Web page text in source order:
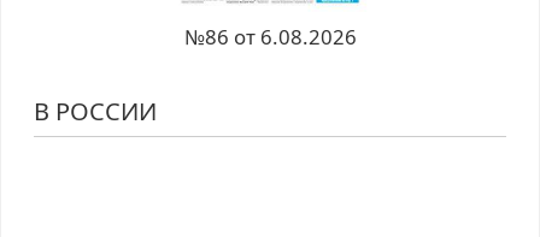
№86 от 6.08.2026
В РОССИИ